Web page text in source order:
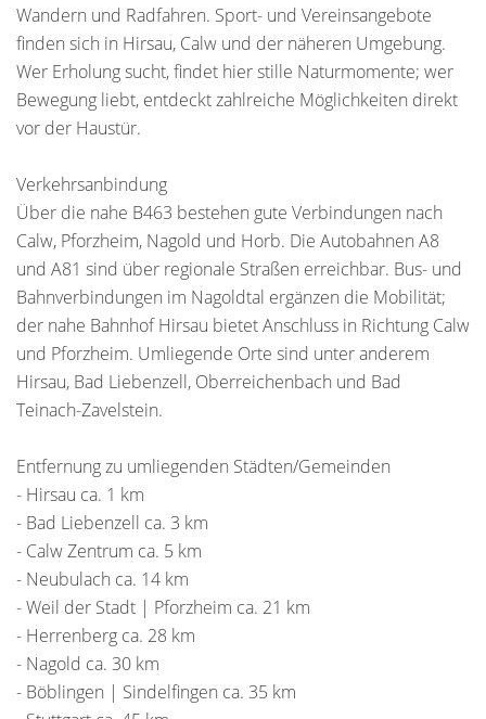
Wandern und Radfahren. Sport- und Vereinsangebote
finden sich in Hirsau, Calw und der näheren Umgebung.
Wer Erholung sucht, findet hier stille Naturmomente; wer
Bewegung liebt, entdeckt zahlreiche Möglichkeiten direkt
vor der Haustür.
Verkehrsanbindung
Über die nahe B463 bestehen gute Verbindungen nach
Calw, Pforzheim, Nagold und Horb. Die Autobahnen A8
und A81 sind über regionale Straßen erreichbar. Bus- und
Bahnverbindungen im Nagoldtal ergänzen die Mobilität;
der nahe Bahnhof Hirsau bietet Anschluss in Richtung Calw
und Pforzheim. Umliegende Orte sind unter anderem
Hirsau, Bad Liebenzell, Oberreichenbach und Bad
Teinach-Zavelstein.
Entfernung zu umliegenden Städten/Gemeinden
- Hirsau ca. 1 km
- Bad Liebenzell ca. 3 km
- Calw Zentrum ca. 5 km
- Neubulach ca. 14 km
- Weil der Stadt | Pforzheim ca. 21 km
- Herrenberg ca. 28 km
- Nagold ca. 30 km
- Böblingen | Sindelfingen ca. 35 km